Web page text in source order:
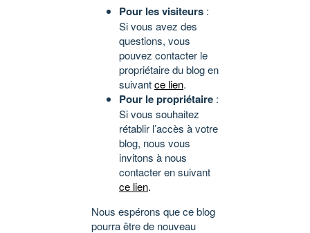
Pour les visiteurs :
Si vous avez des
questions, vous
pouvez contacter le
propriétaire du blog en
suivantce lien.
Pour le propriétaire :
Si vous souhaitez
rétablir l’accès à votre
blog, nous vous
invitons à nous
contacter en suivant
ce lien.
Nous espérons que ce blog
pourra être de nouveau